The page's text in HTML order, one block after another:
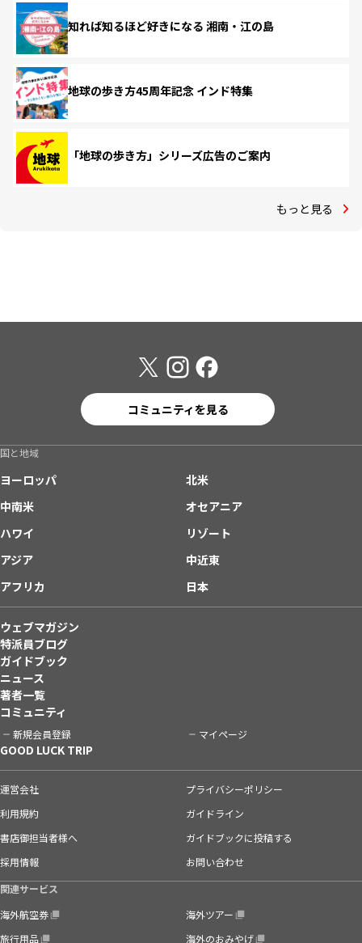
知れば知るほど好きになる 湘南・江の島
地球の歩き方45周年記念 インド特集
「地球の歩き方」シリーズ広告のご案内
もっと見る
コミュニティを見る
国と地域
ヨーロッパ
北米
中南米
オセアニア
ハワイ
リゾート
アジア
中近東
アフリカ
日本
ウェブマガジン
特派員ブログ
ガイドブック
ニュース
著者一覧
コミュニティ
新規会員登録 マイページ
GOOD LUCK TRIP
運営会社
プライバシーポリシー
利用規約
ガイドライン
書店御担当者様へ
ガイドブックに投稿する
採用情報
お問い合わせ
関連サービス
海外航空券
海外ツアー
旅行用品
海外のおみやげ